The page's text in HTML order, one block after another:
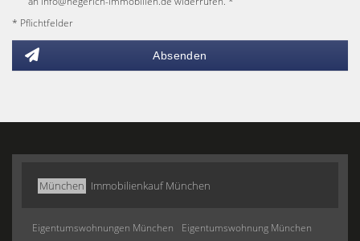
* Pflichtfelder
Absenden
München Immobilienkauf München
Eigentumswohnungen München
Eigentumswohnung München